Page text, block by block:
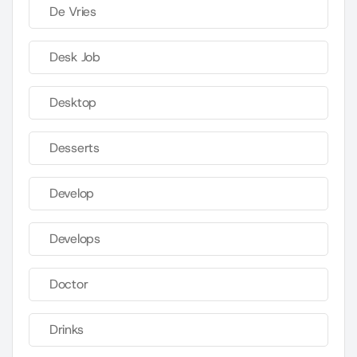
De Vries
Desk Job
Desktop
Desserts
Develop
Develops
Doctor
Drinks